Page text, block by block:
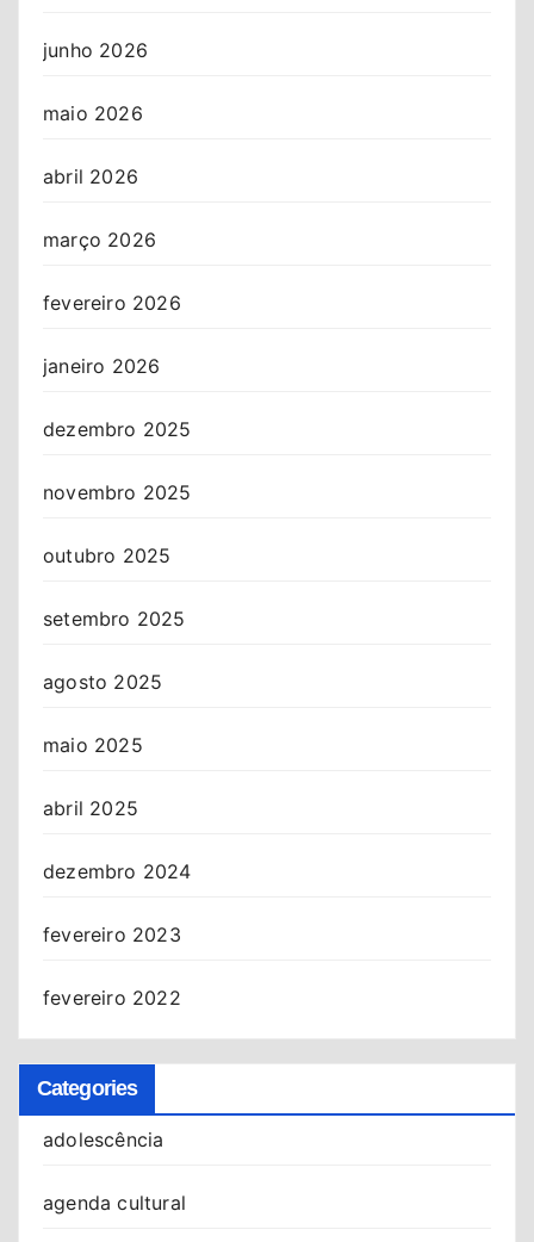
junho 2026
maio 2026
abril 2026
março 2026
fevereiro 2026
janeiro 2026
dezembro 2025
novembro 2025
outubro 2025
setembro 2025
agosto 2025
maio 2025
abril 2025
dezembro 2024
fevereiro 2023
fevereiro 2022
Categories
adolescência
agenda cultural